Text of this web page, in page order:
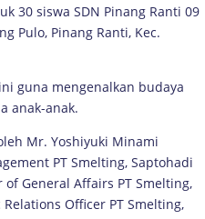
30 siswa SDN Pinang Ranti 09
Pulo, Pinang Ranti, Kec.
guna mengenalkan budaya
anak-anak.
Mr. Yoshiyuki Minami
PT Smelting, Saptohadi
General Affairs PT Smelting,
Officer PT Smelting,